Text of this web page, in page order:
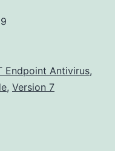
Endpoint Antivirus,
, Version 7